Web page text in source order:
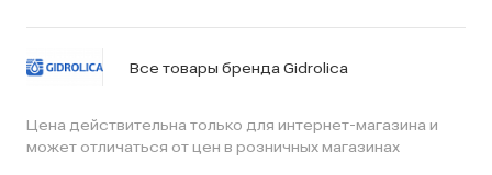
Все товары бренда Gidrolica
Цена действительна только для интернет-магазина и
может отличаться от цен в розничных магазинах